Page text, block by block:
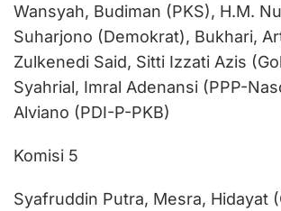
Wansyah, Budiman (PKS), H.M.
Suharjono (Demokrat), Bukhari,
Zulkenedi Said, Sitti Izzati Azis
Syahrial, Imral Adenansi (PPP-
Alviano (PDI-P-PKB)
Komisi 5
Syafruddin Putra, Mesra, Hidayat